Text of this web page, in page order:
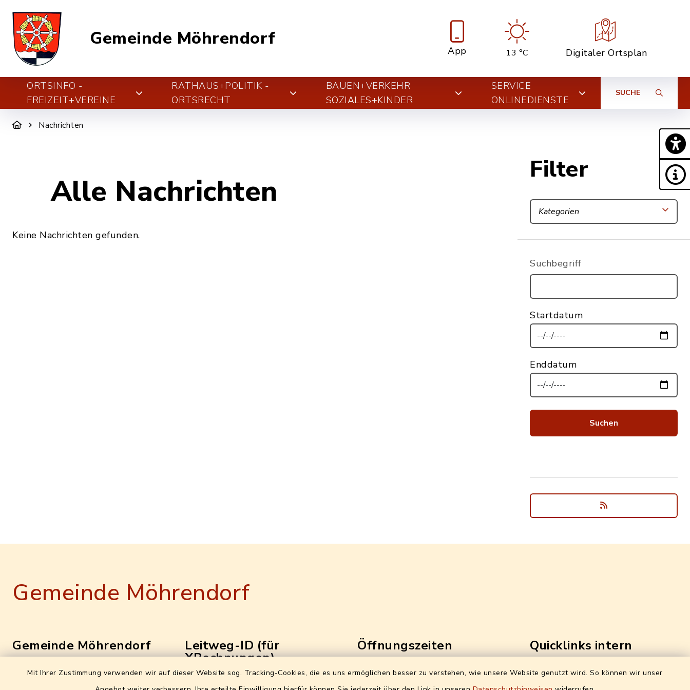
Mit Ihrer Zustimmung verwenden wir auf dieser Website sog. Tracking-Cookies, die es uns ermöglichen besser zu verstehen, wie unsere Website genutzt wird. So können wir unser
Gemeinde Möhrendorf
App 13 °C Digitaler Ortsplan
ORTSINFO -
FREIZEIT+VEREINE
RATHAUS+POLITIK -
ORTSRECHT
BAUEN+VERKEHR
SOZIALES+KINDER
SERVICE
ONLINEDIENSTE
SUCHE
Nachrichten
Alle Nachrichten
Keine Nachrichten gefunden.
Filter
Kategorien
Suchbegriff
Startdatum
Enddatum
Gemeinde Möhrendorf
Gemeinde Möhrendorf
Hauptstraße 16
91096 Möhrendorf
Leitweg-ID (für
XRechnungen)
09572142-24127590-92
Öffnungszeiten
Bürgeramt (Ewo+Bürgerbüro)
ohne Terminvereinbarung:
Quicklinks intern
Alle Sachgebiete